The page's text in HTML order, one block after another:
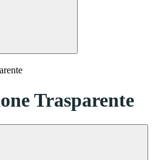
Trasparente